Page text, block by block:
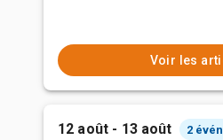
Voir les
12 août - 13 août 2